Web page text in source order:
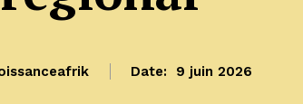
Date: 9 juin 2026